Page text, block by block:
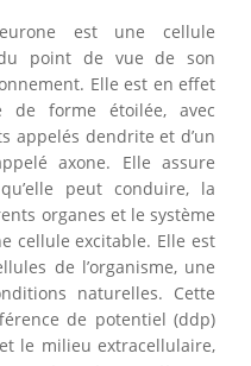
est une cellule
point de vue de son
Elle est en effet
de forme étoilée, avec
appelés dendrite et d’un
axone. Elle assure
peut conduire, la
organes et le système
cellule excitable. Elle est
de l’organisme, une
naturelles. Cette
de potentiel (ddp)
le milieu extracellulaire,